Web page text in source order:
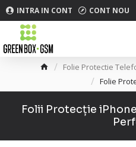
INTRA IN CONT CONT NOU
Folie Protectie
Folie
Folii Protecție